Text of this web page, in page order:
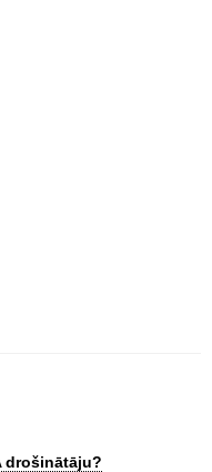
drošinātāju?